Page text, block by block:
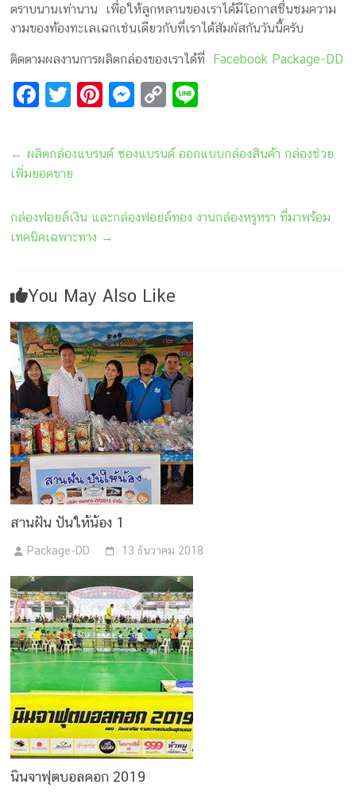
ตราบนานเท่านาน เพื่อให้ลูกหลานของเราได้มีโอกาสชื่นชมความ
งามของท้องทะเลเฉกเช่นเดียวกับที่เราได้สัมผัสกันวันนี้ครับ
​ติดตามผลงานการผลิตกล่องของเราได้ที่ Facebook Package-DD
F
ce
b
o
k
T
tt
er
Pi
er
M
s
n
C
p
n
e
← ผลิตกล่องแบรนด์ ซองแบรนด์ ออกแบบกล่องสินค้า กล่องช่วย
เพิ่มยอดขาย
กล่องฟอยล์เงิน และกล่องฟอยล์ทอง งานกล่องหรูหรา ที่มาพร้อม
เทคนิคเฉพาะทาง →
You May Also Like
สานฝัน ปันให้น้อง 1
Package-DD 13 ธันวาคม 2018
นินจาฟุตบอลคอก 2019